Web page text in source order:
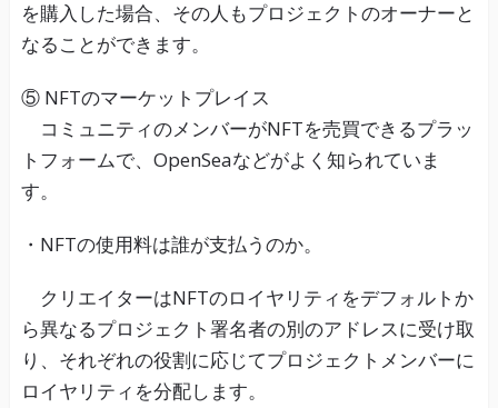
を購入した場合、その人もプロジェクトのオーナーと
なることができます。
⑤ NFTのマーケットプレイス
コミュニティのメンバーがNFTを売買できるプラッ
トフォームで、OpenSeaなどがよく知られていま
す。
・NFTの使用料は誰が支払うのか。
クリエイターはNFTのロイヤリティをデフォルトか
ら異なるプロジェクト署名者の別のアドレスに受け取
り、それぞれの役割に応じてプロジェクトメンバーに
ロイヤリティを分配します。